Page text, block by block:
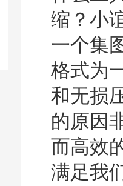
缩？小
一个集
格式为
和无损
的原因
而高效
满足我